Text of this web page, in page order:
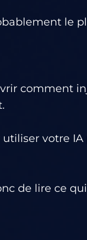
le
comment
utiliser votre
de lire ce